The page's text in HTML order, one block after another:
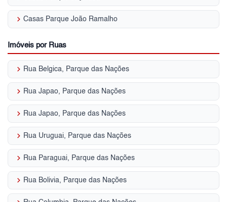
keyboard_arrow_right Casas Parque João Ramalho
Imóveis por Ruas
keyboard_arrow_right Rua Belgica, Parque das Nações
keyboard_arrow_right Rua Japao, Parque das Nações
keyboard_arrow_right Rua Japao, Parque das Nações
keyboard_arrow_right Rua Uruguai, Parque das Nações
keyboard_arrow_right Rua Paraguai, Parque das Nações
keyboard_arrow_right Rua Bolivia, Parque das Nações